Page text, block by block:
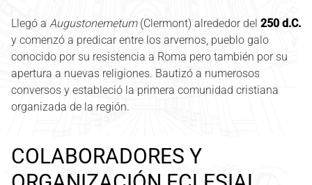
Llegó a Augustonemetum(Clermont) alrededor del 250 d.C.
y comenzó a predicar entre los arvernos, pueblo galo
conocido por su resistencia a Roma pero también por su
apertura a nuevas religiones. Bautizó a numerosos
conversos y estableció la primera comunidad cristiana
organizada de la región.
COLABORADORES Y